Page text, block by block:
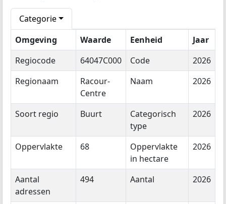
Categorie
Omgeving
Waarde Eenheid
Jaar
Regiocode
64047C000 Code
2026
Regionaam
Racour-
Centre
Naam 2026
Soort regio Buurt
Categorisch
type
2026
Oppervlakte 68
Oppervlakte
in hectare
2026
Aantal
adressen
494 Aantal 2026